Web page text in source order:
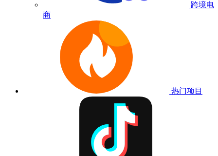
跨境电
商
热门项目